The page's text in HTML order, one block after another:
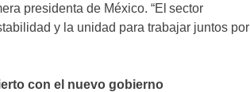
presidenta de México. “El sector
y la unidad para trabajar juntos por
con el nuevo gobierno